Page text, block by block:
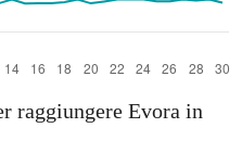
raggiungere Evora in